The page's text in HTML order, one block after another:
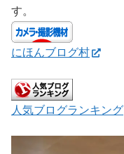
す。
にほんブログ村
人気ブログランキング